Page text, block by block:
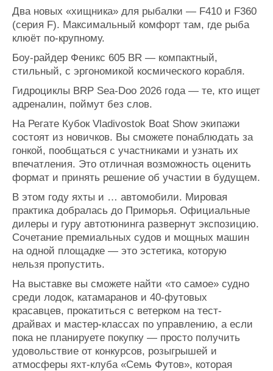
Два новых «хищника» для рыбалки — F410 и F360
(серия F). Максимальный комфорт там, где рыба
клюёт по-крупному.
Боу-райдер Феникс 605 BR — компактный,
стильный, с эргономикой космического корабля.
Гидроциклы BRP Sea-Doo 2026 года — те, кто ищет
адреналин, поймут без слов.
На Регате Кубок Vladivostok Boat Show экипажи
состоят из новичков. Вы сможете понаблюдать за
гонкой, пообщаться с участниками и узнать их
впечатления. Это отличная возможность оценить
формат и принять решение об участии в будущем.
В этом году яхты и … автомобили. Мировая
практика добралась до Приморья. Официальные
дилеры и гуру автотюнинга развернут экспозицию.
Сочетание премиальных судов и мощных машин
на одной площадке — это эстетика, которую
нельзя пропустить.
На выставке вы сможете найти «то самое» судно
среди лодок, катамаранов и 40-футовых
красавцев, прокатиться с ветерком на тест-
драйвах и мастер-классах по управлению, а если
пока не планируете покупку — просто получить
удовольствие от конкурсов, розыгрышей и
атмосферы яхт-клуба «Семь Футов», которая